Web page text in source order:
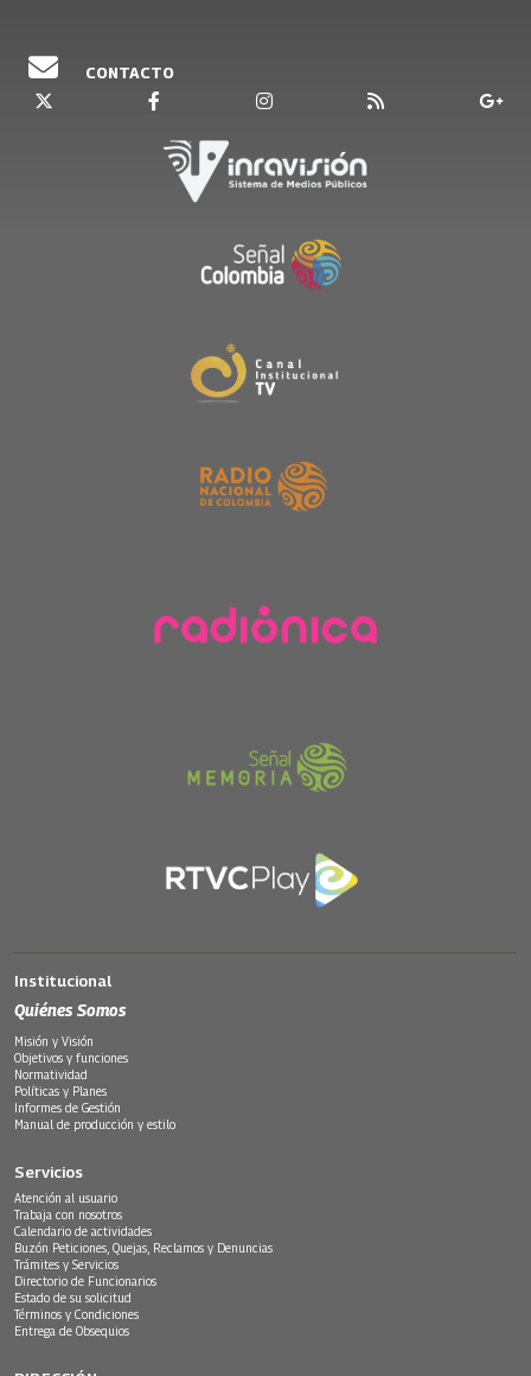
CONTACTO
Institucional
Quiénes Somos
Misión y Visión
Objetivos y funciones
Normatividad
Políticas y Planes
Informes de Gestión
Manual de producción y estilo
Servicios
Atención al usuario
Trabaja con nosotros
Calendario de actividades
Buzón Peticiones, Quejas, Reclamos y Denuncias
Trámites y Servicios
Directorio de Funcionarios
Estado de su solicitud
Términos y Condiciones
Entrega de Obsequios